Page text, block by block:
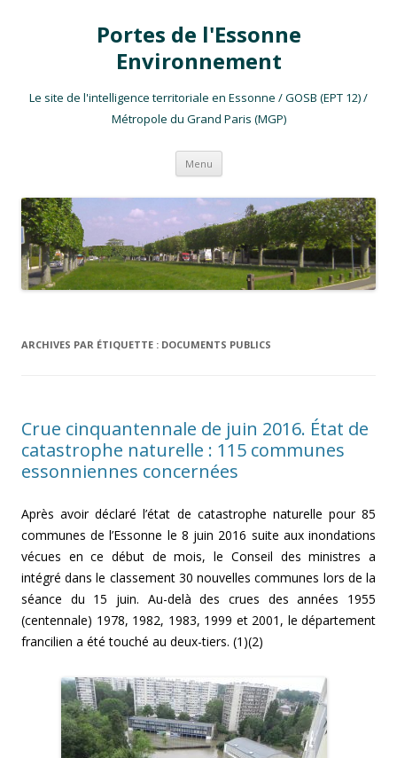
Portes de l'Essonne
Environnement
Le site de l'intelligence territoriale en Essonne / GOSB (EPT 12) /
Métropole du Grand Paris (MGP)
Menu Aller au contenu
ARCHIVES PAR ÉTIQUETTE : DOCUMENTS PUBLICS
Crue cinquantennale de juin 2016. État de
catastrophe naturelle : 115 communes
essonniennes concernées
Après avoir déclaré l’état de catastrophe naturelle pour 85
communes de l’Essonne le 8 juin 2016 suite aux inondations
vécues en ce début de mois, le Conseil des ministres a
intégré dans le classement 30 nouvelles communes lors de la
séance du 15 juin. Au-delà des crues des années 1955
(centennale) 1978, 1982, 1983, 1999 et 2001, le département
francilien a été touché au deux-tiers. (1)(2)